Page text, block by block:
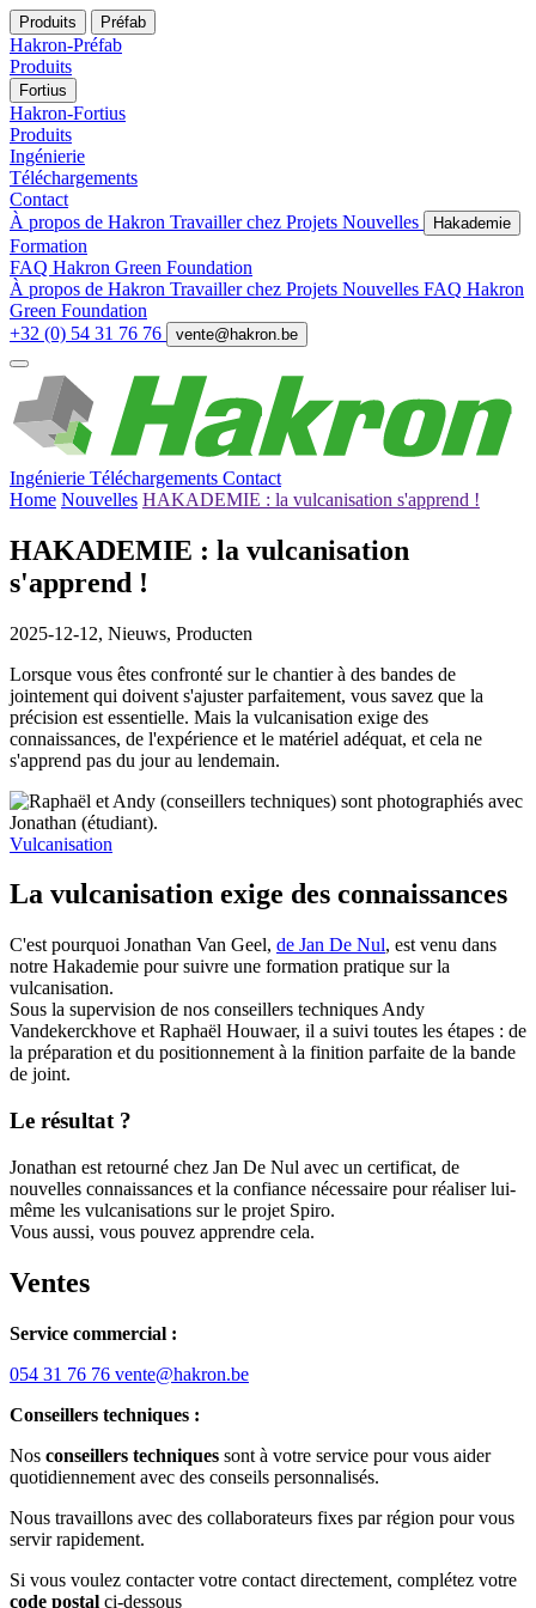
Produits Préfab
Hakron-Préfab
Produits
Fortius
Hakron-Fortius
Produits
Ingénierie
Téléchargements
Contact
À propos de Hakron Travailler chez Projets Nouvelles Hakademie
Formation
FAQ Hakron Green Foundation
À propos de Hakron Travailler chez Projets Nouvelles FAQ Hakron
Green Foundation
+32 (0) 54 31 76 76
vente@hakron.be
Ingénierie Téléchargements Contact
Home Nouvelles HAKADEMIE : la vulcanisation s'apprend !
HAKADEMIE : la vulcanisation
s'apprend !
2025-12-12, Nieuws, Producten
Lorsque vous êtes confronté sur le chantier à des bandes de
jointement qui doivent s'ajuster parfaitement, vous savez que la
précision est essentielle. Mais la vulcanisation exige des
connaissances, de l'expérience et le matériel adéquat, et cela ne
s'apprend pas du jour au lendemain.
Vulcanisation
La vulcanisation exige des connaissances
C'est pourquoi Jonathan Van Geel, de Jan De Nul, est venu dans
notre Hakademie pour suivre une formation pratique sur la
vulcanisation.
Sous la supervision de nos conseillers techniques Andy
Vandekerckhove et Raphaël Houwaer, il a suivi toutes les étapes : de
la préparation et du positionnement à la finition parfaite de la bande
de joint.
Le résultat ?
Jonathan est retourné chez Jan De Nul avec un certificat, de
nouvelles connaissances et la confiance nécessaire pour réaliser lui-
même les vulcanisations sur le projet Spiro.
Vous aussi, vous pouvez apprendre cela.
Ventes
Service commercial :
054 31 76 76 vente@hakron.be
Conseillers techniques :
Nos conseillers techniques sont à votre service pour vous aider
quotidiennement avec des conseils personnalisés.
Nous travaillons avec des collaborateurs fixes par région pour vous
servir rapidement.
Si vous voulez contacter votre contact directement, complétez votre
code postal ci-dessous